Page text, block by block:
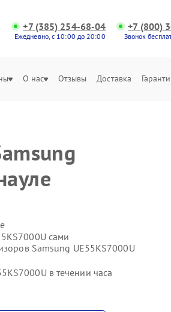
+7 (385) 254-68-04
Ежедневно, с 10:00 до 20:00
+7 (800)
Звонок
О нас Отзывы Доставка
сами
Samsung UE55KS7000U
в течении часа